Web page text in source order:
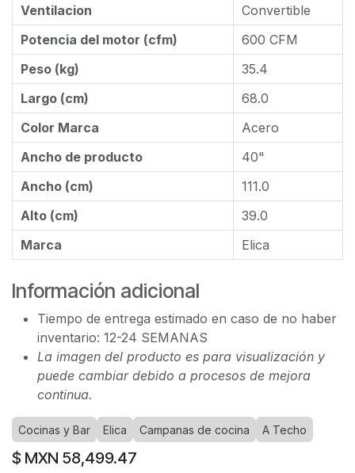
Ventilacion
Convertible
Potencia del motor (cfm)
600 CFM
Peso (kg)
35.4
Largo (cm)
68.0
Color Marca
Acero
Ancho de producto
40"
Ancho (cm)
111.0
Alto (cm)
39.0
Marca
Elica
Información adicional
Tiempo de entrega estimado en caso de no haber
inventario: 12-24 SEMANAS
La imagen del producto es para visualización y
puede cambiar debido a procesos de mejora
continua.
Cocinas y Bar Elica Campanas de cocina A Techo
$ MXN 58,499.47